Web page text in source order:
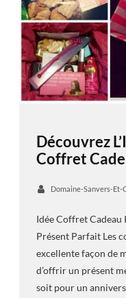
Découvrez
Coffret
Domaine-Sanvers-Et-
Idée Coffret
Présent Parfait Les
excellente façon de
d’offrir un présent
soit pour un